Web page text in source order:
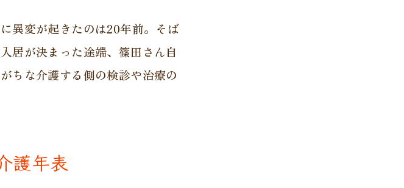
異変が起きたのは20年前。そば
居が決まった途端、篠田さん自
ちな介護する側の検診や治療の
護年表